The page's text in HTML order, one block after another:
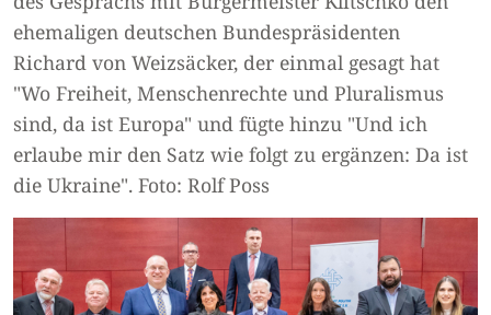
ehemaligen deutschen Bundespräsidenten
Richard von Weizsäcker, der einmal gesagt hat
"Wo Freiheit, Menschenrechte und Pluralismus
sind, da ist Europa" und fügte hinzu "Und ich
erlaube mir den Satz wie folgt zu ergänzen: Da ist
die Ukraine". Foto: Rolf Poss